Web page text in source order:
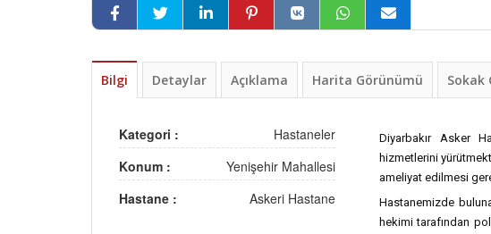
Bilgi Detaylar Açıklama Harita Görünümü Sokak
Kategori :
Hastaneler
Konum :
Yenişehir Mahallesi
Hastane :
Askeri Hastane
Diyarbakır Asker
hizmetlerini
ameliyat edilmesi
Hastanemizde
hekimi tarafından